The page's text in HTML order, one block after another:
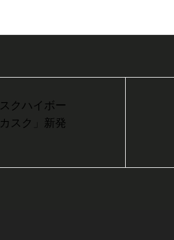
クハイボー
スク」新発